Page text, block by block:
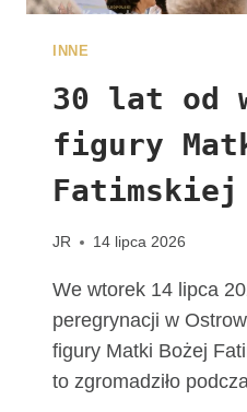
E
E
C
Z
A
L
S
K
INNE
30 lat od
figury
Fatimskiej
JR 14 lipca 2026
We wtorek 14 lipca
peregrynacji w
figury Matki Bożej
to zgromadziło